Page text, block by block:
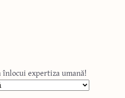
expertiza umană!